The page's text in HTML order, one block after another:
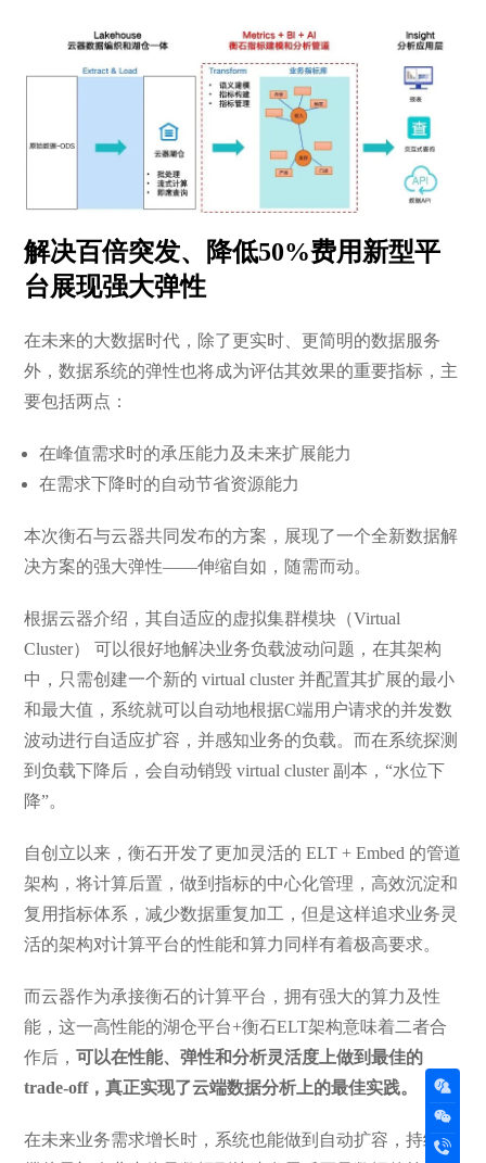
解决百倍突发、降低50%费用新型平
台展现强大弹性
在未来的大数据时代，除了更实时、更简明的数据服务
外，数据系统的弹性也将成为评估其效果的重要指标，主
要包括两点：
在峰值需求时的承压能力及未来扩展能力
在需求下降时的自动节省资源能力
本次衡石与云器共同发布的方案，展现了一个全新数据解
决方案的强大弹性——伸缩自如，随需而动。
根据云器介绍，其自适应的虚拟集群模块（Virtual
Cluster） 可以很好地解决业务负载波动问题，在其架构
中，只需创建一个新的 virtual cluster 并配置其扩展的最小
和最大值，系统就可以自动地根据C端用户请求的并发数
波动进行自适应扩容，并感知业务的负载。而在系统探测
到负载下降后，会自动销毁 virtual cluster 副本，“水位下
降”。
自创立以来，衡石开发了更加灵活的 ELT + Embed 的管道
架构，将计算后置，做到指标的中心化管理，高效沉淀和
复用指标体系，减少数据重复加工，但是这样追求业务灵
活的架构对计算平台的性能和算力同样有着极高要求。
而云器作为承接衡石的计算平台，拥有强大的算力及性
能，这一高性能的湖仓平台+衡石ELT架构意味着二者合
作后，可以在性能、弹性和分析灵活度上做到最佳的
trade-off，真正实现了云端数据分析上的最佳实践。
在未来业务需求增长时，系统也能做到自动扩容，持续支